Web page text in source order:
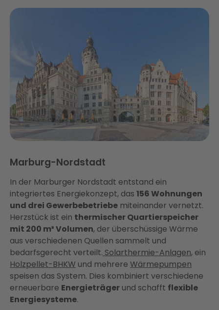
Marburg-Nordstadt
In der Marburger Nordstadt entstand ein
integriertes Energiekonzept, das 156 Wohnungen
und drei Gewerbebetriebe miteinander vernetzt.
Herzstück ist ein thermischer Quartierspeicher
mit 200 m³ Volumen, der überschüssige Wärme
aus verschiedenen Quellen sammelt und
bedarfsgerecht verteilt. Solarthermie-Anlagen, ein
Holzpellet-BHKW und mehrere Wärmepumpen
speisen das System. Dies kombiniert verschiedene
erneuerbare Energieträger und schafft flexible
Energiesysteme.